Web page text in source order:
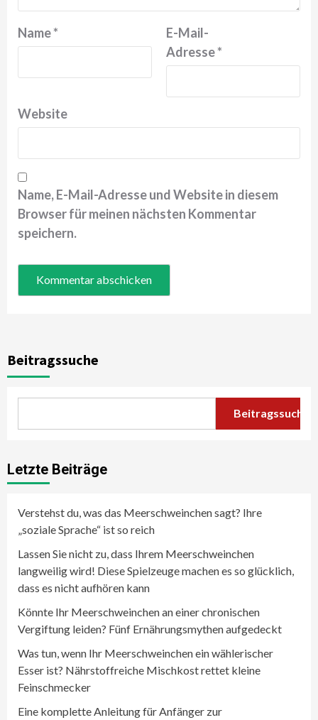
Name*
E-Mail-
Adresse*
Website
Name, E-Mail-Adresse und Website in diesem
Browser für meinen nächsten Kommentar
speichern.
Beitragssuche
Beitragssuche
Letzte Beiträge
Verstehst du, was das Meerschweinchen sagt? Ihre
„soziale Sprache“ ist so reich
Lassen Sie nicht zu, dass Ihrem Meerschweinchen
langweilig wird! Diese Spielzeuge machen es so glücklich,
dass es nicht aufhören kann
Könnte Ihr Meerschweinchen an einer chronischen
Vergiftung leiden? Fünf Ernährungsmythen aufgedeckt
Was tun, wenn Ihr Meerschweinchen ein wählerischer
Esser ist? Nährstoffreiche Mischkost rettet kleine
Feinschmecker
Eine komplette Anleitung für Anfänger zur